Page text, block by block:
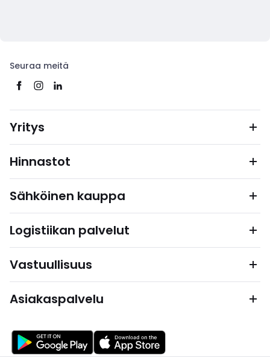
Seuraa meitä
Yritys
Hinnastot
Sähköinen kauppa
Logistiikan palvelut
Vastuullisuus
Asiakaspalvelu